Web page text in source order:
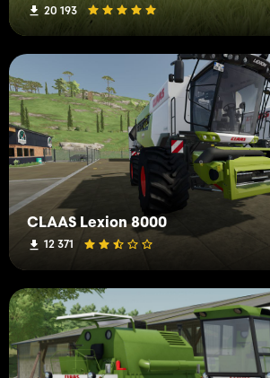
20 193
CLAAS Lexion 8000
12 371